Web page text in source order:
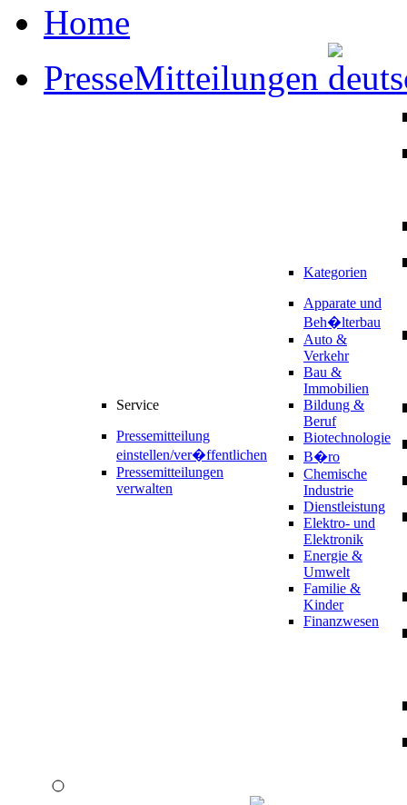
Home
PresseMitteilungen
Service
Pressemitteilung
einstellen/ver�ffentlichen
Pressemitteilungen
verwalten
Kategorien
Apparate und
Beh�lterbau
Auto &
Verkehr
Bau &
Immobilien
Bildung &
Beruf
Biotechnologie
B�ro
Chemische
Industrie
Dienstleistung
Elektro- und
Elektronik
Energie &
Umwelt
Familie &
Kinder
Finanzwesen